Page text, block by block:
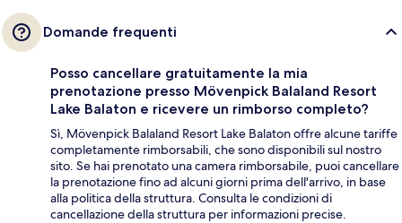
Domande frequenti
Posso cancellare gratuitamente la mia
prenotazione presso Mövenpick Balaland Resort
Lake Balaton e ricevere un rimborso completo?
Sì, Mövenpick Balaland Resort Lake Balaton offre alcune tariffe
completamente rimborsabili, che sono disponibili sul nostro
sito. Se hai prenotato una camera rimborsabile, puoi cancellare
la prenotazione fino ad alcuni giorni prima dell'arrivo, in base
alla politica della struttura. Consulta le condizioni di
cancellazione della struttura per informazioni precise.